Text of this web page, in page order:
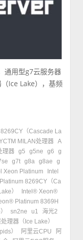
通用型g7云服务器
Ice Lake），基频
8269CY（Cascade La
MILAN处理器 A
理器 g5 g5ne g6
g
g7t g8a g8ae
g
Xeon Platinum
Intel
8269CY（Ca
）
Intel® Xeon®
Platinum 8369H
sn2ne u1
海光2
理器（Ice Lake）
）
阿里云CPU
阿